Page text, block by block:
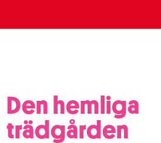
Den hemliga
trädgården